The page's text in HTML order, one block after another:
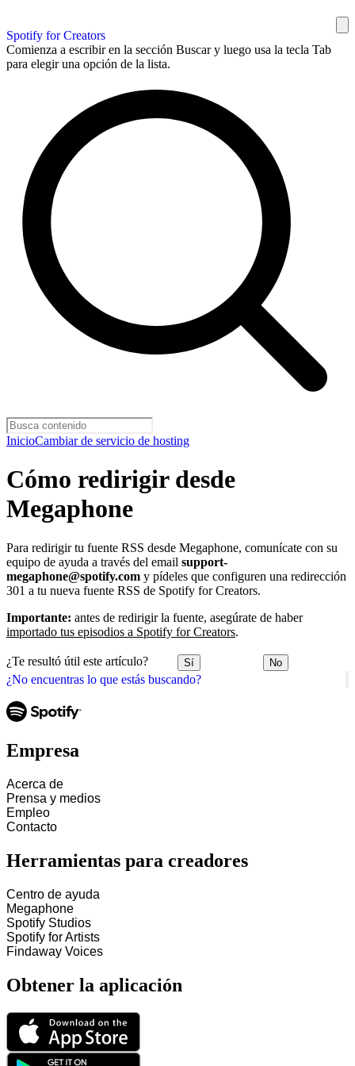
Spotify for Creators
Comienza a escribir en la sección Buscar y luego usa la tecla Tab
para elegir una opción de la lista.
InicioCambiar de servicio de hosting
¿No encuentras lo que estás buscando?
Cómo redirigir desde
Megaphone
Para redirigir tu fuente RSS desde Megaphone, comunícate con su
equipo de ayuda a través del email support-
megaphone@spotify.com y pídeles que configuren una redirección
301 a tu nueva fuente RSS de Spotify for Creators.
Importante: antes de redirigir la fuente, asegúrate de haber
importado tus episodios a Spotify for Creators.
¿Te resultó útil este artículo? Sí No
Empresa
Acerca de
Prensa y medios
Empleo
Contacto
Herramientas para creadores
Centro de ayuda
Megaphone
Spotify Studios
Spotify for Artists
Findaway Voices
Obtener la aplicación